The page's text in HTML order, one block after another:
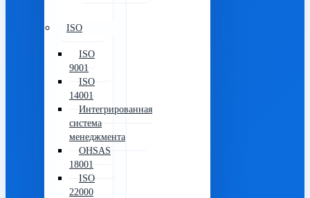
ISO
ISO
9001
ISO
14001
Интегрированная
система
менеджмента
OHSAS
18001
ISO
22000